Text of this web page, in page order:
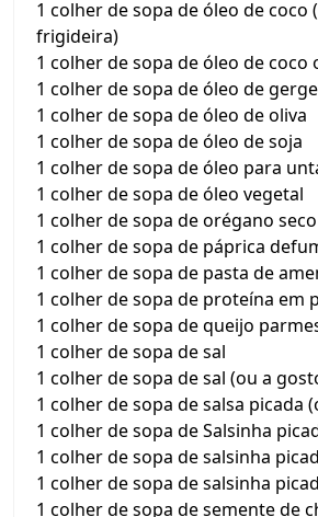
1 colher de sopa de óleo de coco
frigideira)
1 colher de sopa de óleo de coco
1 colher de sopa de óleo de
1 colher de sopa de óleo de oliva
1 colher de sopa de óleo de soja
1 colher de sopa de óleo para
1 colher de sopa de óleo vegetal
1 colher de sopa de orégano seco
1 colher de sopa de páprica
1 colher de sopa de pasta de
1 colher de sopa de proteína em
1 colher de sopa de queijo
1 colher de sopa de sal
1 colher de sopa de sal (ou a
1 colher de sopa de salsa picada
1 colher de sopa de Salsinha
1 colher de sopa de salsinha
1 colher de sopa de salsinha
1 colher de sopa de semente de